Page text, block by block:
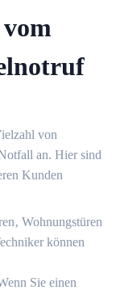
von
an.​ Hier sind
Kunden
Wohnungstüren
können
Sie einen